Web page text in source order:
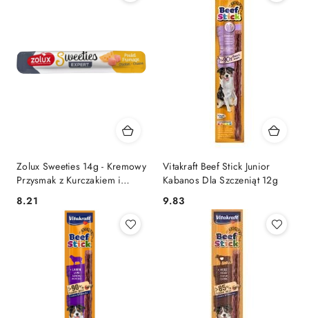
Zolux Sweeties 14g - Kremowy
Przysmak z Kurczakiem i
Serem
Cena:
8.21
Vitakraft Beef Stick Junior
Kabanos Dla Szczeniąt 12g
Cena:
9.83